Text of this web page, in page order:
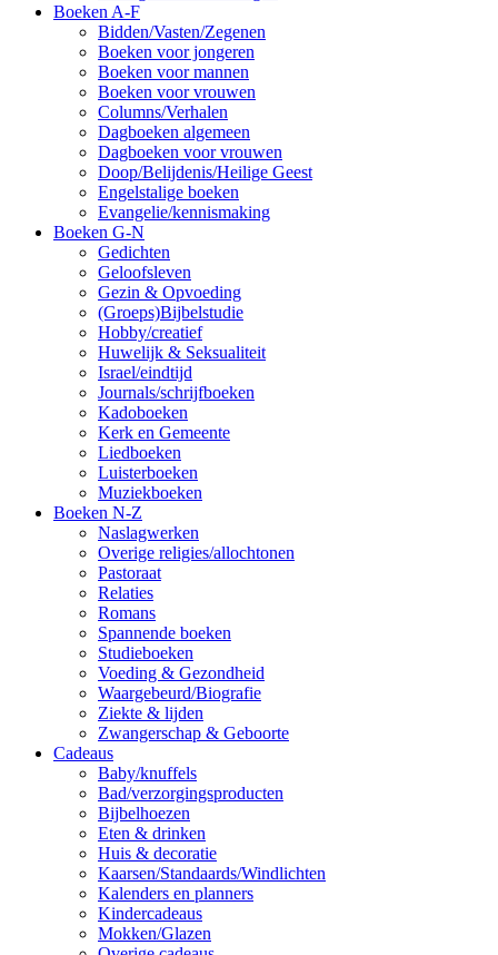
Boeken A-F
Bidden/Vasten/Zegenen
Boeken voor jongeren
Boeken voor mannen
Boeken voor vrouwen
Columns/Verhalen
Dagboeken algemeen
Dagboeken voor vrouwen
Doop/Belijdenis/Heilige Geest
Engelstalige boeken
Evangelie/kennismaking
Boeken G-N
Gedichten
Geloofsleven
Gezin & Opvoeding
(Groeps)Bijbelstudie
Hobby/creatief
Huwelijk & Seksualiteit
Israel/eindtijd
Journals/schrijfboeken
Kadoboeken
Kerk en Gemeente
Liedboeken
Luisterboeken
Muziekboeken
Boeken N-Z
Naslagwerken
Overige religies/allochtonen
Pastoraat
Relaties
Romans
Spannende boeken
Studieboeken
Voeding & Gezondheid
Waargebeurd/Biografie
Ziekte & lijden
Zwangerschap & Geboorte
Cadeaus
Baby/knuffels
Bad/verzorgingsproducten
Bijbelhoezen
Eten & drinken
Huis & decoratie
Kaarsen/Standaards/Windlichten
Kalenders en planners
Kindercadeaus
Mokken/Glazen